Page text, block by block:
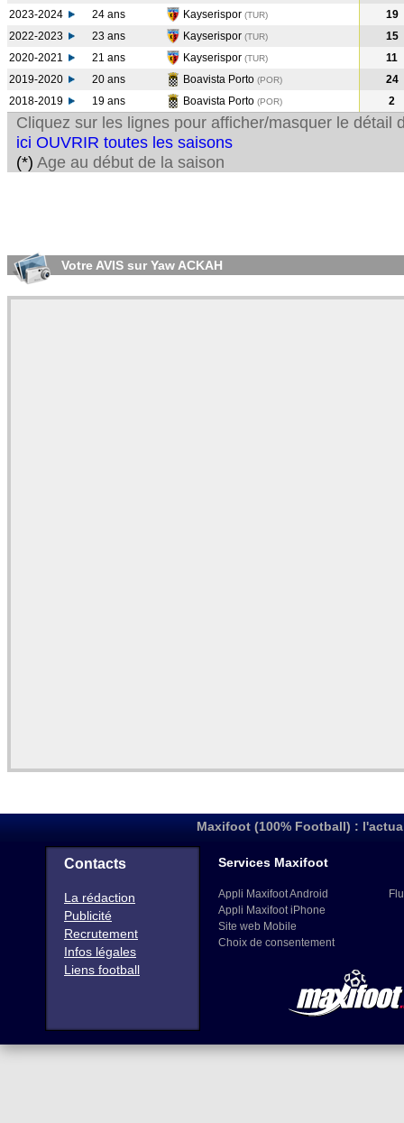
2023-2024
24 ans Kayserispor (TUR)
19
2022-2023
23 ans Kayserispor (TUR)
15
2020-2021
21 ans Kayserispor (TUR)
11
2019-2020
20 ans Boavista Porto (POR)
24
2018-2019
19 ans Boavista Porto (POR) 2
Cliquez sur les lignes pour afficher/masquer le détail
ici OUVRIR toutes les saisons
(*) Age au début de la saison
Votre AVIS sur Yaw ACKAH
Maxifoot (100% Football) :
Contacts
La rédaction
Publicité
Recrutement
Infos légales
Liens football
Services Maxifoot
Appli Maxifoot Android
Appli Maxifoot iPhone
Site web Mobile
Choix de consentement